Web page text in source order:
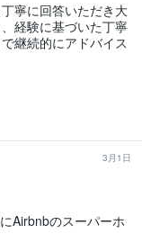
寧に回答いただき大
経験に基づいた丁寧
継続的にアドバイス
3月1日
Airbnbのスーパーホ